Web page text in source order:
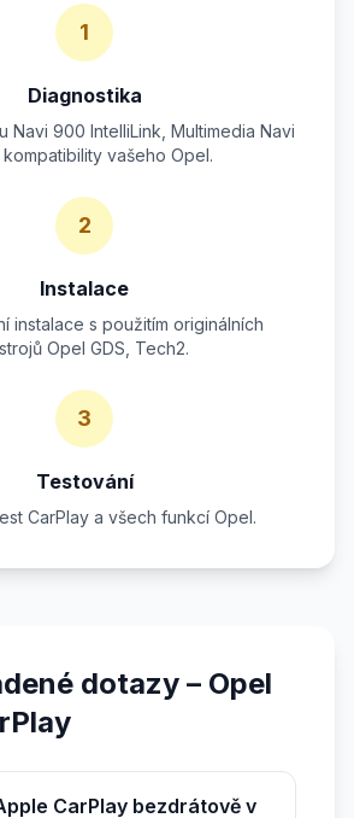
1
Diagnostika
Navi 900 IntelliLink, Multimedia Navi
kompatibility vašeho Opel.
2
Instalace
instalace s použitím originálních
Opel GDS, Tech2.
3
Testování
CarPlay a všech funkcí Opel.
dotazy – Opel
CarPlay bezdrátově v